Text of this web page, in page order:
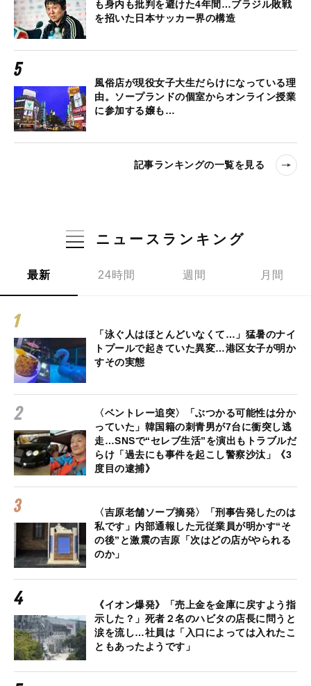
も身内も批判を避けた4年間…ブラジル敗戦
を招いた日本サッカー界の構造
風俗店が現役女子大生だらけになっている理
由。ソープランドの個室からオンライン授業
に参加する嬢も…
記事ランキングの一覧を見る
ニュースランキング
最新 24時間 週間 月間
「泳ぐ人はほとんどいなくて…」猛暑のナイ
トプールで起きていた異変…港区女子が明か
すその実態
〈ベントレー追突〉「ぶつかる可能性は分か
っていた」韓国籍の刺青男が7台に衝突し逃
走…SNSで“セレブ生活”を演出もトラブルだ
らけ「過去にも事件を起こし警察沙汰」《3
度目の逮捕》
〈吉原老舗ソープ摘発〉「刑事告発したのは
私です」内部通報した元従業員が明かす“そ
の後”と激震の吉原「次はどの店がやられる
のか」
《イオン爆発》「売上金を金庫に戻すよう指
示した？」死者２名のハビタの店長に問うと
涙を流し…社員は「入口によっては入れたこ
ともあったようです」